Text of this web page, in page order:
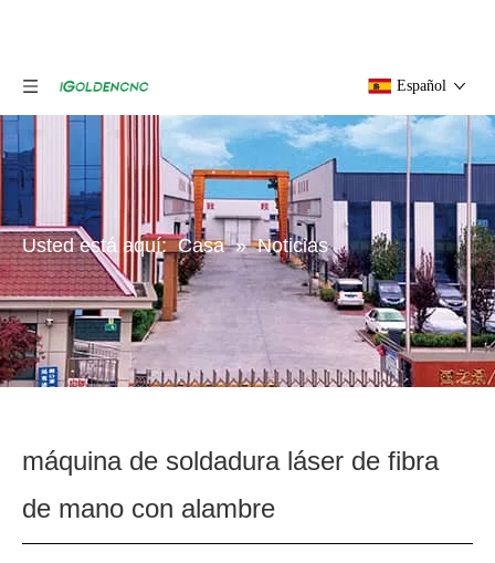
Español
Usted está aquí: Casa » Noticias
máquina de soldadura láser de fibra
de mano con alambre